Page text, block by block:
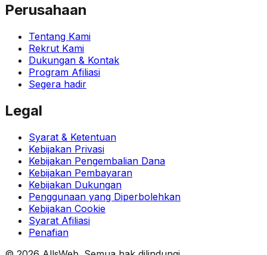
Perusahaan
Tentang Kami
Rekrut Kami
Dukungan & Kontak
Program Afiliasi
Segera hadir
Legal
Syarat & Ketentuan
Kebijakan Privasi
Kebijakan Pengembalian Dana
Kebijakan Pembayaran
Kebijakan Dukungan
Penggunaan yang Diperbolehkan
Kebijakan Cookie
Syarat Afiliasi
Penafian